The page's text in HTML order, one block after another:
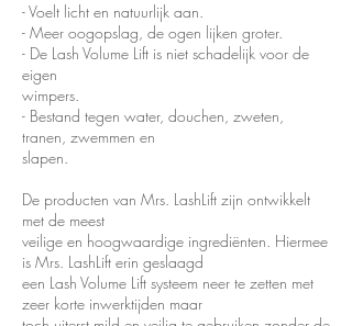
- Voelt licht en natuurlijk aan.
- Meer oogopslag, de ogen lijken groter.
- De Lash Volume Lift is niet schadelijk voor de
eigen
wimpers.
- Bestand tegen water, douchen, zweten,
tranen, zwemmen en
slapen.
De producten van Mrs. LashLift zijn ontwikkelt
met de meest
veilige en hoogwaardige ingrediënten. Hiermee
is Mrs. LashLift erin geslaagd
een Lash Volume Lift systeem neer te zetten met
zeer korte inwerktijden maar